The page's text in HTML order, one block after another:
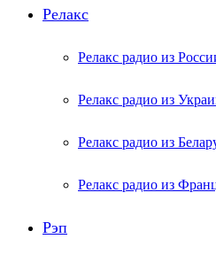
Релакс
Релакс радио из
Релакс радио из
Релакс радио из
Релакс радио из
Рэп